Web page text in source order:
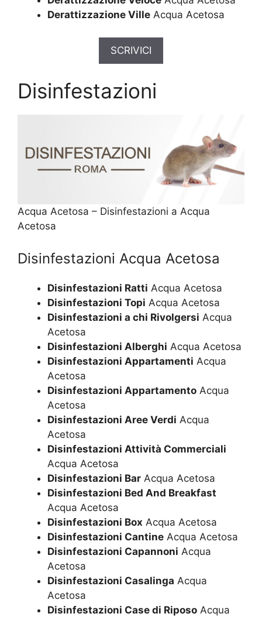
Derattizzazione Ville Acqua Acetosa
SCRIVICI
Disinfestazioni
Acqua Acetosa – Disinfestazioni a Acqua
Acetosa
Disinfestazioni Acqua Acetosa
Disinfestazioni Ratti Acqua Acetosa
Disinfestazioni Topi Acqua Acetosa
Disinfestazioni a chi Rivolgersi Acqua
Acetosa
Disinfestazioni Alberghi Acqua Acetosa
Disinfestazioni Appartamenti Acqua
Acetosa
Disinfestazioni Appartamento Acqua
Acetosa
Disinfestazioni Aree Verdi Acqua
Acetosa
Disinfestazioni Attività Commerciali
Acqua Acetosa
Disinfestazioni Bar Acqua Acetosa
Disinfestazioni Bed And Breakfast
Acqua Acetosa
Disinfestazioni Box Acqua Acetosa
Disinfestazioni Cantine Acqua Acetosa
Disinfestazioni Capannoni Acqua
Acetosa
Disinfestazioni Casalinga Acqua
Acetosa
Disinfestazioni Case di Riposo Acqua